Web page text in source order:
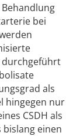
bei
durchgeführt
als
hingegen nur
CSDH als
einen